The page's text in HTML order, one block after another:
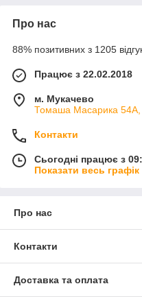
Про нас
88% позитивних з 1205
Працює з 22.02.2018
м. Мукачево
Томаша Масарика 54А,
Контакти
Сьогодні працює з
Показати весь
Про нас
Контакти
Доставка та оплата